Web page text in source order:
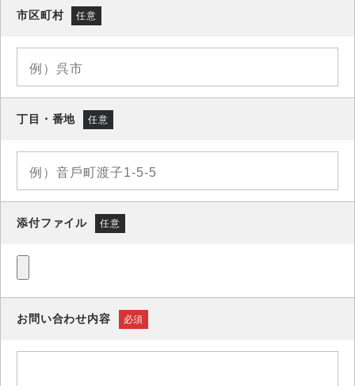
市区町村 任意
丁目・番地 任意
添付ファイル 任意
お問い合わせ内容 必須